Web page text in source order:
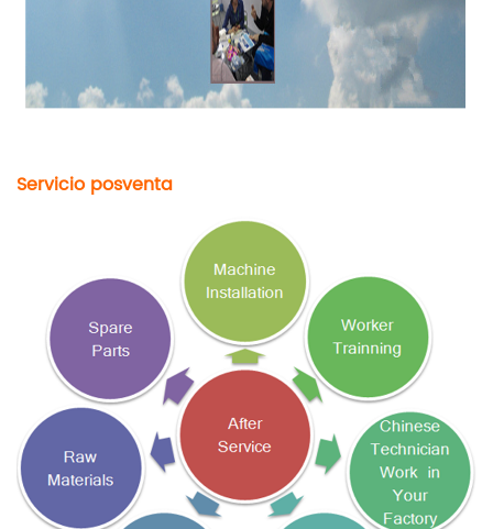
Servicio posventa